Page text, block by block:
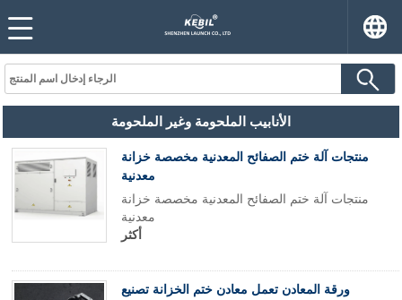
الأنابيب الملحومة وغير الملحومة
منتجات آلة ختم الصفائح المعدنية مخصصة خزانة
معدنية
منتجات آلة ختم الصفائح المعدنية مخصصة خزانة
معدنية
أكثر
ورقة المعادن تعمل معادن ختم الخزانة تصنيع